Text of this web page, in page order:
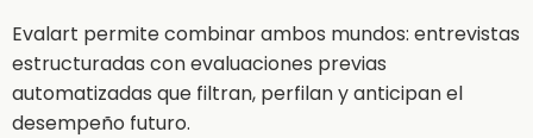
Evalart permite combinar ambos mundos: entrevistas
estructuradas con evaluaciones previas
automatizadas que filtran, perfilan y anticipan el
desempeño futuro.